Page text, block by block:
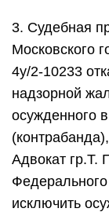
3. Судебная
Московского
4у/2-10233
надзорной
осужденного
Адвокат гр.Т.
исключить